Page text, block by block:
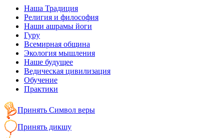
Наша Традиция
Религия и философия
Наши ашрамы йоги
Гуру
Всемирная община
Экология мышления
Наше будущее
Ведическая цивилизация
Обучение
Практики
Принять Символ веры
Принять дикшу